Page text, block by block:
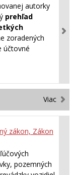
autorky
prehľad
zoradených
účtovné
Viac
zákon, Zákon
pozemných